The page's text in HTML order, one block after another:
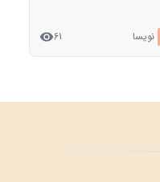
نویسا 62